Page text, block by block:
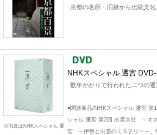
京都の名所・旧跡から伝統文化
※写真はNHKスペシャル 遷
NHKスペシャル 遷宮
数年がかりで行われた二つの遷
●関連商品/NHKスペシャル 遷宮
シャル 遷宮 第2回 出雲大社 ～オ
宮 ～伊勢と出雲のミステリー～、